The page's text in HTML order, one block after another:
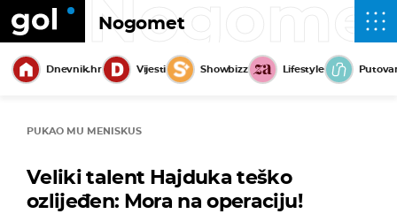
Nogomet
Dnevnik.hr Vijesti Showbizz Lifestyle
PUKAO MU MENISKUS
Veliki talent Hajduka teško
ozlijeđen: Mora na operaciju!